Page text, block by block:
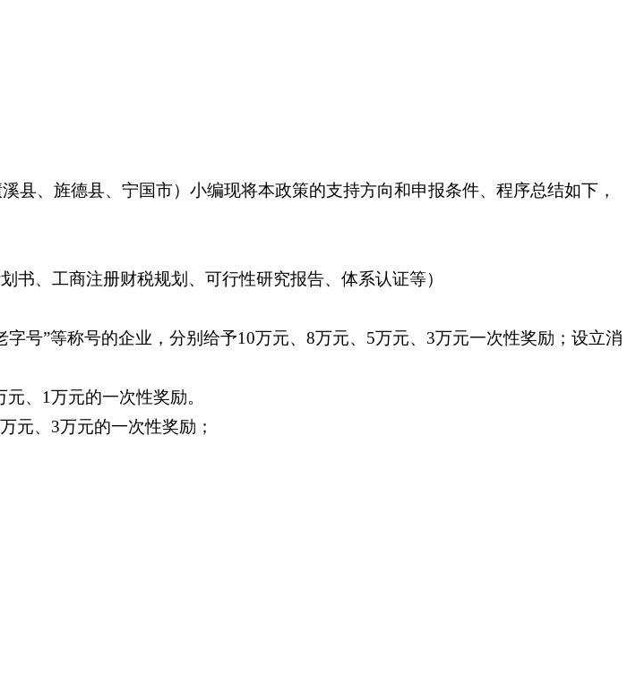
县、旌德县、宁国市）小编现将本政策的支持方向和申报条件、程序总结如下，
书、工商注册财税规划、可行性研究报告、体系认证等）
号”等称号的企业，分别给予10万元、8万元、5万元、3万元一次性奖励；设立消
、1万元的一次性奖励。
元、3万元的一次性奖励；